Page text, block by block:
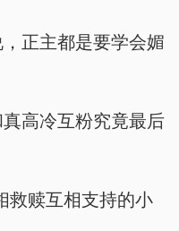
正主都是要学会媚
高冷互粉究竟最后
救赎互相支持的小